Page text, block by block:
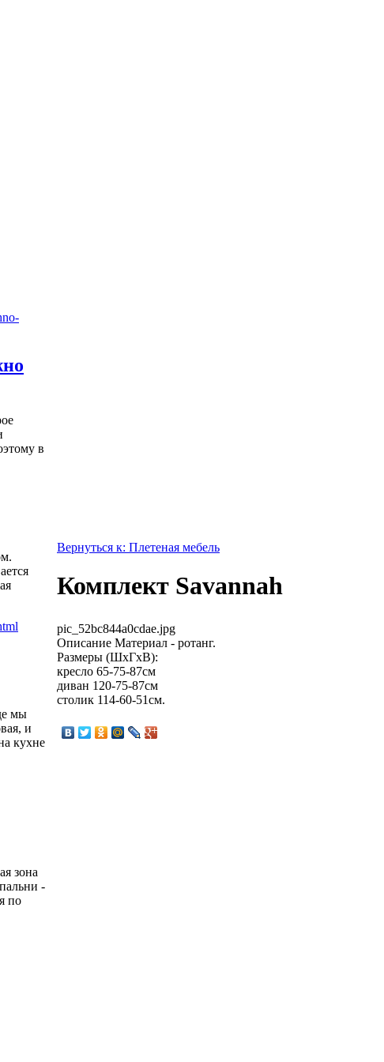
в
мы
и
кухне
зона
-
по
Вернуться к: Плетеная мебель
Комплект Savannah
pic_52bc844a0cdae.jpg
Описание Материал - ротанг.
Размеры (ШхГхВ):
кресло 65-75-87см
диван 120-75-87см
столик 114-60-51см.